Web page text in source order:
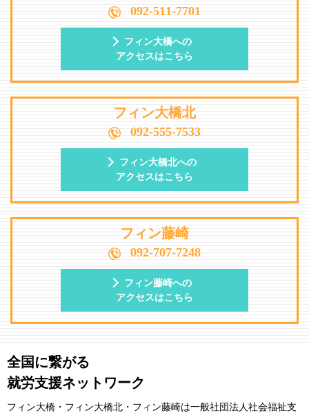
092-511-7701
フィン大橋への
アクセスはこちら
フィン大橋北
092-555-7533
フィン大橋北への
アクセスはこちら
フィン藤崎
092-707-7248
フィン藤崎への
アクセスはこちら
全国に繋がる
就労支援ネットワーク
フィン大橋・フィン大橋北・フィン藤崎は一般社団法⼈社会福祉⽀